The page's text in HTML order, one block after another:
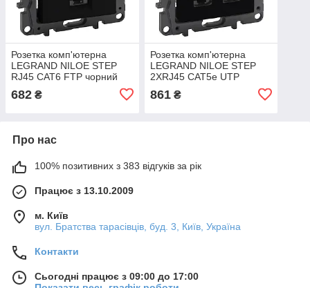
Розетка комп'ютерна
LEGRAND NILOE STEP
RJ45 CAT6 FTP чорний
682 ₴
Розетка комп'ютерна
LEGRAND NILOE STEP
2XRJ45 CAT5e UTP
861₴
Про нас
100% позитивних з 383 відгуків за рік
Працює з 13.10.2009
м. Київ
вул. Братства тарасівців, буд. 3, Київ, Україна
Контакти
Сьогодні працює з 09:00 до 17:00